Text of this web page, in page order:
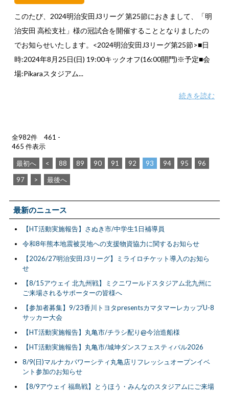
このたび、2024明治安田J3リーグ 第25節におきまして、「明
治安田 高松支社」様の冠試合を開催することとなりましたの
でお知らせいたします。<2024明治安田J3リーグ第25節>■日
時:2024年8月25日(日) 19:00キックオフ(16:00開門)※予定■会
場:Pikaraスタジアム...
続きを読む
全982件 461 -
465 件表示
最初へ < 88 89 90 91 92 93 94 95
96
97
> 最後へ
最新のニュース
【HT活動実施報告】さぬき市/中学生1日補導員
令和8年熊本地震被災地への支援物資協力に関するお知らせ
【2026/27明治安田J3リーグ】ミライロチケット導入のお知ら
せ
【8/15アウェイ 北九州戦】ミクニワールドスタジアム北九州に
ご来場されるサポーターの皆様へ
【参加者募集】9/23香川トヨタpresentsカマタマーレカップU-8
サッカー大会
【HT活動実施報告】丸亀市/チラシ配り@今治造船様
【HT活動実施報告】丸亀市/城坤ダンスフェスティバル2026
8/9(日)マルナカパワーシティ丸亀店リフレッシュオープンイベ
ント参加のお知らせ
【8/9アウェイ 福島戦】とうほう・みんなのスタジアムにご来場